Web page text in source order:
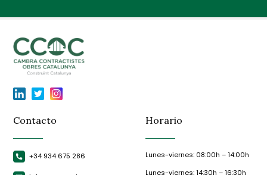
Contacto
+34 934 675 286
Horario
Lunes-viernes: 08:00h – 14:00h
Lunes-viernes: 14:30h – 16:30h